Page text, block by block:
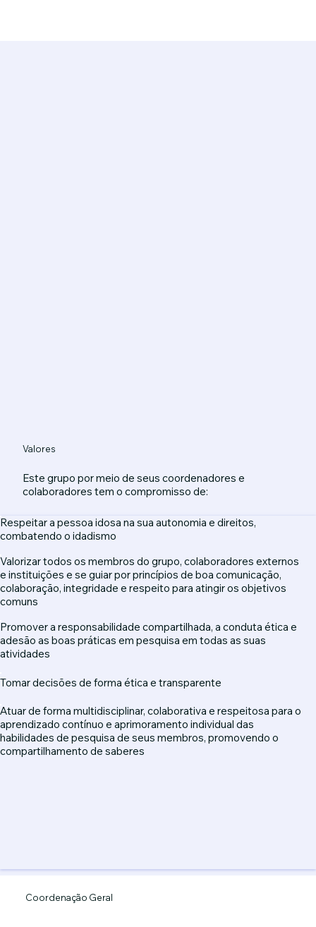
Valores
Este grupo por meio de seus coordenadores e
colaboradores tem o compromisso de:
Respeitar a pessoa idosa na sua autonomia e direitos,
combatendo o idadismo
Valorizar todos os membros do grupo, colaboradores externos
e instituições e se guiar por princípios de boa comunicação,
colaboração, integridade e respeito para atingir os objetivos
comuns
Promover a responsabilidade compartilhada, a conduta ética e
adesão as boas práticas em pesquisa em todas as suas
atividades
Tomar decisões de forma ética e transparente
Atuar de forma multidisciplinar, colaborativa e respeitosa para o
aprendizado contínuo e aprimoramento individual das
habilidades de pesquisa de seus membros, promovendo o
compartilhamento de saberes
Coordenação Geral